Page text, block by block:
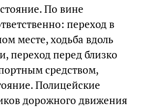
По вине
переход в
месте, ходьба вдоль
переход перед близко
средством,
Полицейские
дорожного движения